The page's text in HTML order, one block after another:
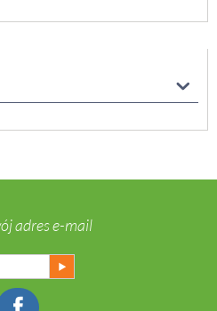
adres e-mail